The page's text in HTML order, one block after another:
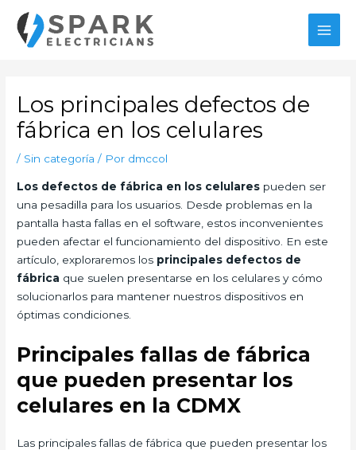
contenido
Los principales defectos de
fábrica en los celulares
/ Sin categoría / Por dmccol
Los defectos de fábrica en los celulares pueden ser
una pesadilla para los usuarios. Desde problemas en la
pantalla hasta fallas en el software, estos inconvenientes
pueden afectar el funcionamiento del dispositivo. En este
artículo, exploraremos los principales defectos de
fábrica que suelen presentarse en los celulares y cómo
solucionarlos para mantener nuestros dispositivos en
óptimas condiciones.
Principales fallas de fábrica
que pueden presentar los
celulares en la CDMX
Las principales fallas de fábrica que pueden presentar los